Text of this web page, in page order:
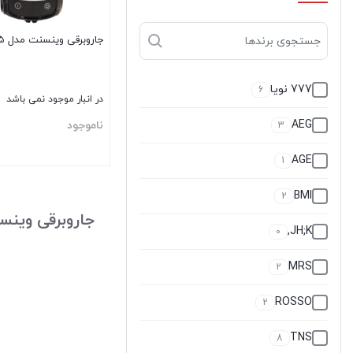
777 نویا 6
AEG
3
AGE
1
BMI
2
JH;K,
0
MRS
2
ROSSO
2
TNS
8
جاروبرقی وینسنت مدل FC7625
در انبار موجود نمی باشد
ناموجود
جاروبرقی